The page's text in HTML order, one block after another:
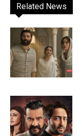
Related News